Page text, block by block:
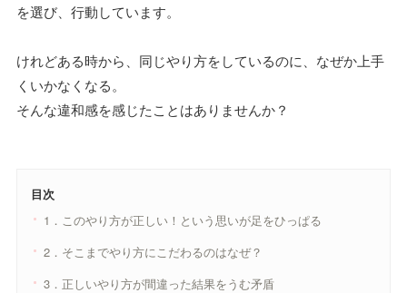
を選び、行動しています。
けれどある時から、同じやり方をしているのに、なぜか上手
くいかなくなる。
そんな違和感を感じたことはありませんか？
目次
1．このやり方が正しい！という思いが足をひっぱる
2．そこまでやり方にこだわるのはなぜ？
3．正しいやり方が間違った結果をうむ矛盾